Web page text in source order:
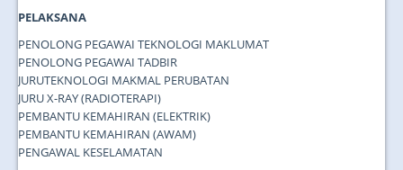
PELAKSANA
PENOLONG PEGAWAI TEKNOLOGI MAKLUMAT
PENOLONG PEGAWAI TADBIR
JURUTEKNOLOGI MAKMAL PERUBATAN
JURU X-RAY (RADIOTERAPI)
PEMBANTU KEMAHIRAN (ELEKTRIK)
PEMBANTU KEMAHIRAN (AWAM)
PENGAWAL KESELAMATAN